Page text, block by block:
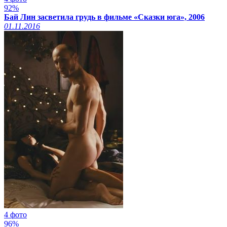
92%
Бай Лин засветила грудь в фильме «Сказки юга», 2006
01.11.2016
4 фото
96%